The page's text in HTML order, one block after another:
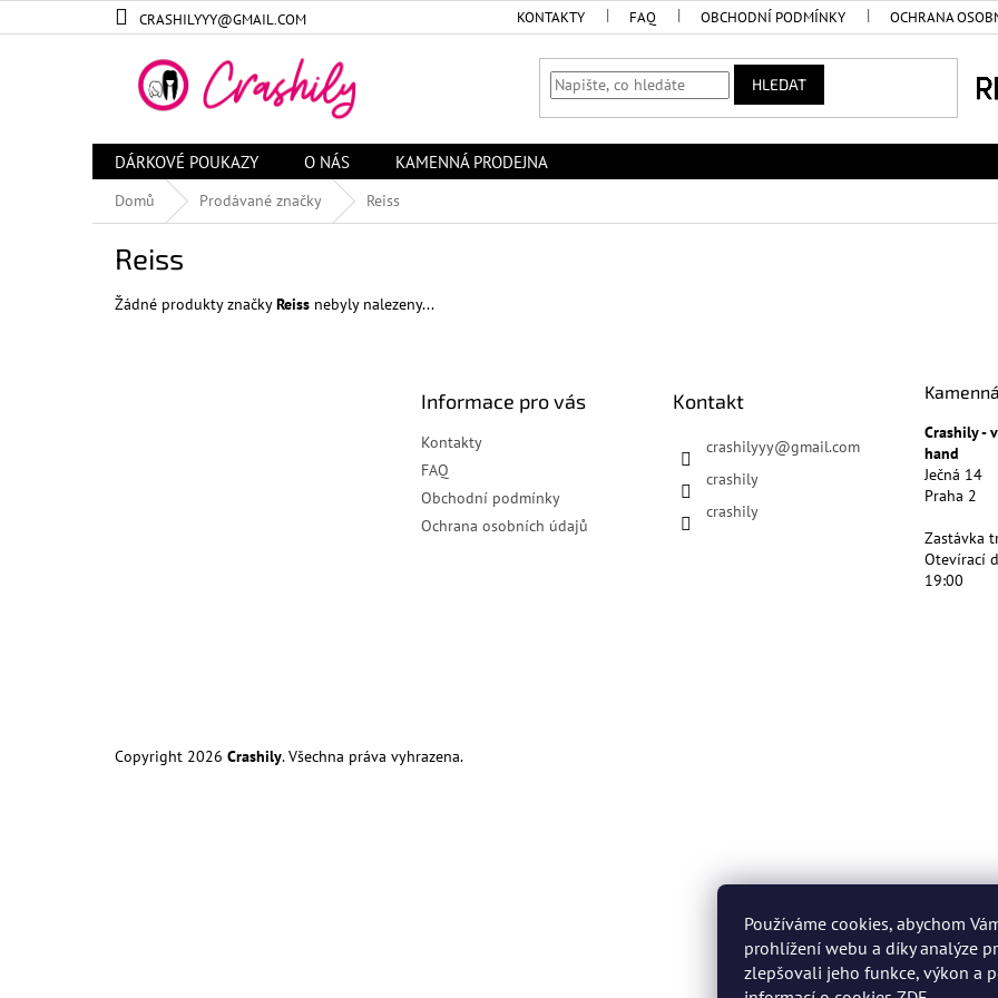
Používáme cookies, abychom
prohlížení webu a díky analýze
zlepšovali jeho funkce, výkon a
na
CRASHILYYY@GMAIL.COM KONTAKTY FAQ OBCHODNÍ PODMÍNKY OCHRANA
HLEDAT
DÁRKOVÉ POUKAZY O NÁS KAMENNÁ PRODEJNA
Domů Prodávané značky Reiss
Reiss
Žádné produkty značkyReiss nebyly nalezeny...
Informace pro vás
Kontakty
FAQ
Obchodní podmínky
Ochrana osobních údajů
Kontakt
crashilyyy@gmail.com
crashily
crashily
Crashily -
hand
Ječná 14
Praha 2
Zastávka
Otevírací
19:00
Copyright 2026 Crashily. Všechna práva vyhrazena.